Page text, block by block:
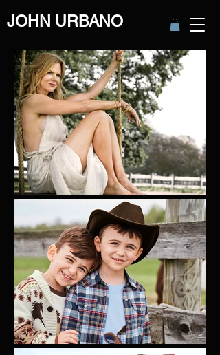
JOHN URBANO